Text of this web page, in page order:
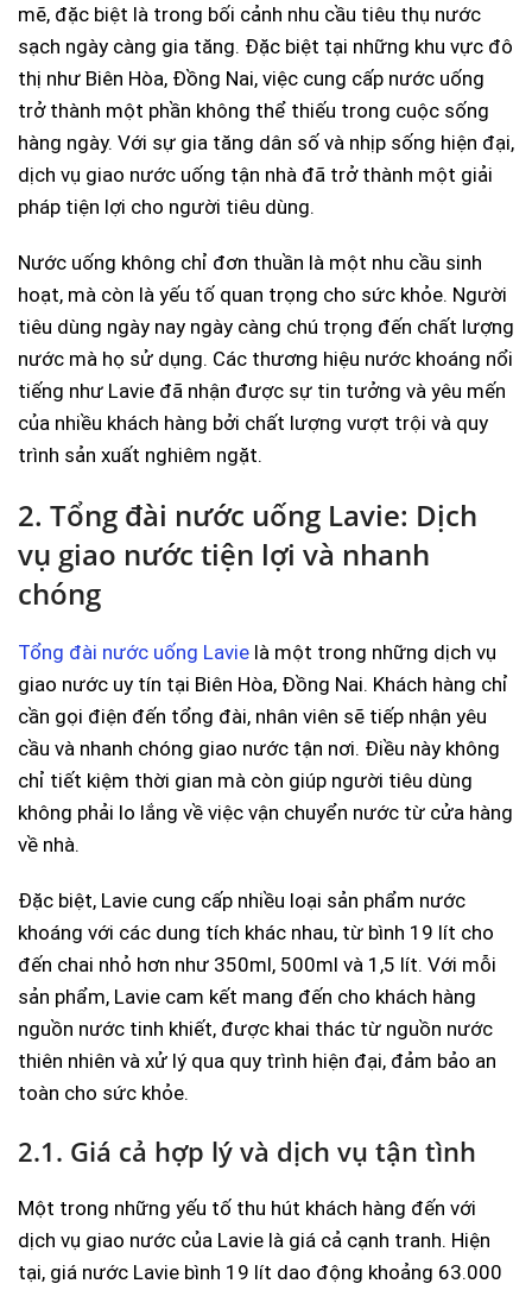
mẽ, đặc biệt là trong bối cảnh nhu cầu tiêu thụ nước
sạch ngày càng gia tăng. Đặc biệt tại những khu vực đô
thị như Biên Hòa, Đồng Nai, việc cung cấp nước uống
trở thành một phần không thể thiếu trong cuộc sống
hàng ngày. Với sự gia tăng dân số và nhịp sống hiện đại,
dịch vụ giao nước uống tận nhà đã trở thành một giải
pháp tiện lợi cho người tiêu dùng.
Nước uống không chỉ đơn thuần là một nhu cầu sinh
hoạt, mà còn là yếu tố quan trọng cho sức khỏe. Người
tiêu dùng ngày nay ngày càng chú trọng đến chất lượng
nước mà họ sử dụng. Các thương hiệu nước khoáng nổi
tiếng như Lavie đã nhận được sự tin tưởng và yêu mến
của nhiều khách hàng bởi chất lượng vượt trội và quy
trình sản xuất nghiêm ngặt.
2. Tổng đài nước uống Lavie: Dịch
vụ giao nước tiện lợi và nhanh
chóng
Tổng đài nước uống Lavie là một trong những dịch vụ
giao nước uy tín tại Biên Hòa, Đồng Nai. Khách hàng chỉ
cần gọi điện đến tổng đài, nhân viên sẽ tiếp nhận yêu
cầu và nhanh chóng giao nước tận nơi. Điều này không
chỉ tiết kiệm thời gian mà còn giúp người tiêu dùng
không phải lo lắng về việc vận chuyển nước từ cửa hàng
về nhà.
Đặc biệt, Lavie cung cấp nhiều loại sản phẩm nước
khoáng với các dung tích khác nhau, từ bình 19 lít cho
đến chai nhỏ hơn như 350ml, 500ml và 1,5 lít. Với mỗi
sản phẩm, Lavie cam kết mang đến cho khách hàng
nguồn nước tinh khiết, được khai thác từ nguồn nước
thiên nhiên và xử lý qua quy trình hiện đại, đảm bảo an
toàn cho sức khỏe.
2.1. Giá cả hợp lý và dịch vụ tận tình
Một trong những yếu tố thu hút khách hàng đến với
dịch vụ giao nước của Lavie là giá cả cạnh tranh. Hiện
tại, giá nước Lavie bình 19 lít dao động khoảng 63.000